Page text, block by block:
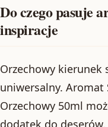
Do czego pasuje
inspiracje
Orzechowy kierunek
uniwersalny. Aromat
Orzechowy 50ml
dodatek do